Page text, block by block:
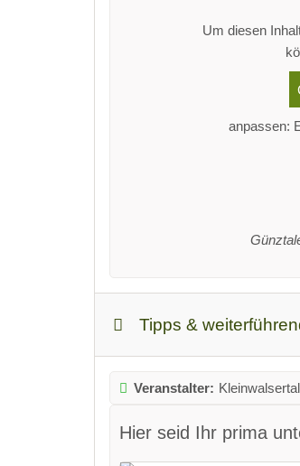
Um diesen
anpassen:
Tipps &
Veranstalter:
Hier seid Ihr prima